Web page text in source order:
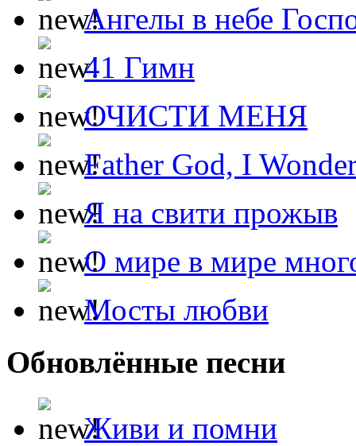
Ангелы в небе
41 Гимн
ОЧИСТИ МЕНЯ
Father God, I
Я на свити прожыв
О мире в мире
Мосты любви
Обновлённые песни
Живи и помни